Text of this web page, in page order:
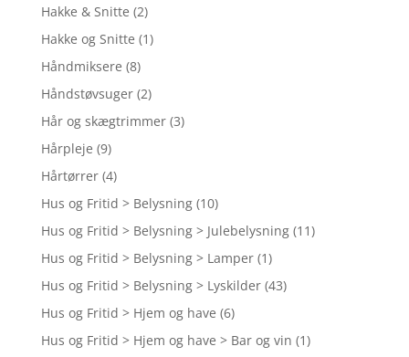
Hakke & Snitte (2)
Hakke og Snitte (1)
Håndmiksere (8)
Håndstøvsuger (2)
Hår og skægtrimmer (3)
Hårpleje (9)
Hårtørrer (4)
Hus og Fritid > Belysning (10)
Hus og Fritid > Belysning > Julebelysning (11)
Hus og Fritid > Belysning > Lamper (1)
Hus og Fritid > Belysning > Lyskilder (43)
Hus og Fritid > Hjem og have (6)
Hus og Fritid > Hjem og have > Bar og vin (1)